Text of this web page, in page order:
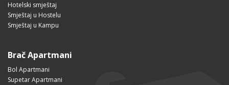
Hotelski smještaj
Smještaj u Hostelu
Smještaj u Kampu
Brač Apartmani
Bol Apartmani
Supetar Apartmani